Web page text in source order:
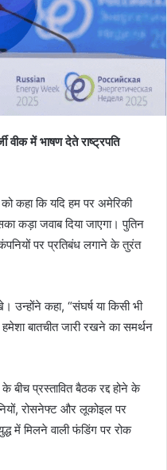
में भाषण देते राष्ट्रपति
कहा कि यदि हम पर अमेरिकी
कड़ा जवाब दिया जाएगा। पुतिन
पर प्रतिबंध लगाने के तुरंत
उन्होंने कहा, “संघर्ष या किसी भी
हमेशा बातचीत जारी रखने का समर्थन
प्रस्तावित बैठक रद्द होने के
रोसनेफ्ट और लूकोइल पर
में मिलने वाली फंडिंग पर रोक